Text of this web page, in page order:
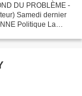
DU PROBLÈME -
Samedi dernier
Politique La